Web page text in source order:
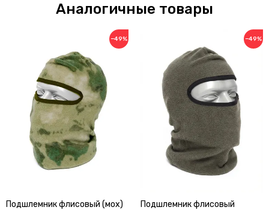
Аналогичные товары
−49%
Подшлемник флисовый (мох)
−49%
Подшлемник флисовый